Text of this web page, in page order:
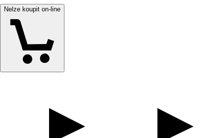
Nelze koupit on-line